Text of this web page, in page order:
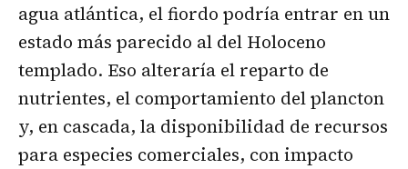
agua atlántica, el fiordo podría entrar en un
estado más parecido al del Holoceno
templado. Eso alteraría el reparto de
nutrientes, el comportamiento del plancton
y, en cascada, la disponibilidad de recursos
para especies comerciales, con impacto